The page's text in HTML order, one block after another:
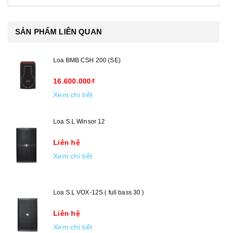
SẢN PHẨM LIÊN QUAN
Loa BMB CSH 200 (SE)
16.600.000₫
Xem chi tiết
Loa S.L Winsor 12
Liên hệ
Xem chi tiết
Loa S.L VOX-12S ( full bass 30 )
Liên hệ
Xem chi tiết